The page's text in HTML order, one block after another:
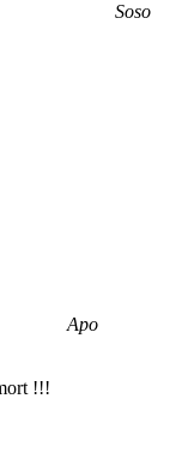
Soso
Apo
!!!